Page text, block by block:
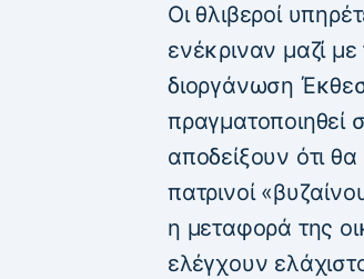
Οι θλιβεροί
ενέκριναν μαζί
διοργάνωση
πραγματοποιηθεί
αποδείξουν ότι
πατρινοί
η μεταφορά της
ελέγχουν